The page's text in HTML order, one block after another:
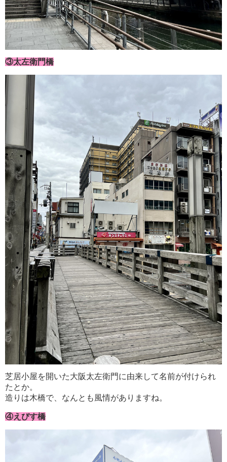
③太左衛門橋
芝居小屋を開いた大阪太左衛門に由来して名前が付けられ
たとか。
造りは木橋で、なんとも風情がありますね。
④えびす橋